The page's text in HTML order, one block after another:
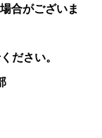
合がございま
ださい。